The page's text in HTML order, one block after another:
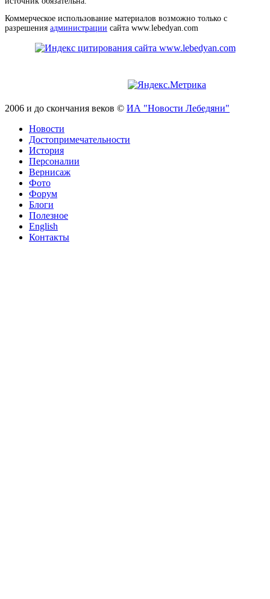
Коммерческое использование материалов возможно только с
разрешения администрации сайта www.lebedyan.com
2006 и до скончания веков © ИА "Новости Лебедяни"
Новости
Достопримечательности
История
Персоналии
Вернисаж
Фото
Форум
Блоги
Полезное
English
Контакты